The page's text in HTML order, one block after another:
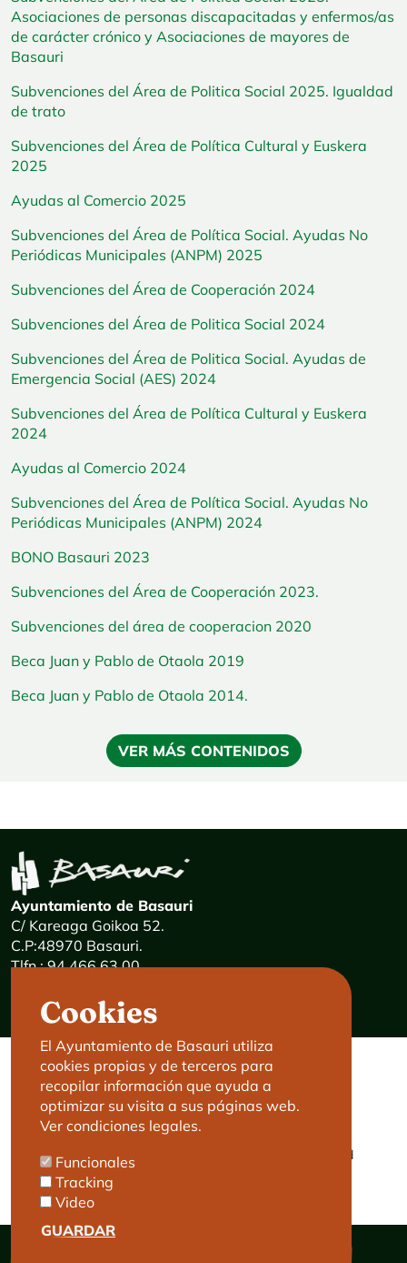
Asociaciones de personas discapacitadas y enfermos/as
de carácter crónico y Asociaciones de mayores de
Basauri
Subvenciones del Área de Politica Social 2025. Igualdad
de trato
Subvenciones del Área de Política Cultural y Euskera
2025
Ayudas al Comercio 2025
Subvenciones del Área de Política Social. Ayudas No
Periódicas Municipales (ANPM) 2025
Subvenciones del Área de Cooperación 2024
Subvenciones del Área de Politica Social 2024
Subvenciones del Área de Politica Social. Ayudas de
Emergencia Social (AES) 2024
Subvenciones del Área de Política Cultural y Euskera
2024
Ayudas al Comercio 2024
Subvenciones del Área de Política Social. Ayudas No
Periódicas Municipales (ANPM) 2024
BONO Basauri 2023
Subvenciones del Área de Cooperación 2023.
Subvenciones del área de cooperacion 2020
Beca Juan y Pablo de Otaola 2019
Beca Juan y Pablo de Otaola 2014.
VER MÁS CONTENIDOS
Cookies
El Ayuntamiento de Basauri utiliza
cookies propias y de terceros para
recopilar información que ayuda a
optimizar su visita a sus páginas web.
Ver condiciones legales.
Funcionales
Tracking
Video
GUARDAR
Ayuntamiento de Basauri
C/ Kareaga Goikoa 52.
C.P:48970 Basauri.
Tlfn.: 94 466 63 00
E-mail: haz@basauri.eus
CONTACTO
Basauri le atiende
Cita previa
LEGAL
Aviso legal
Política de privacidad